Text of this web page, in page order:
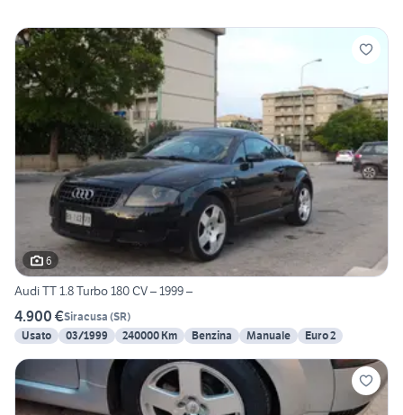
6
Audi TT 1.8 Turbo 180 CV – 1999 –
4.900 €Siracusa (SR)
Usato
03/1999 240000 Km Benzina Manuale Euro 2